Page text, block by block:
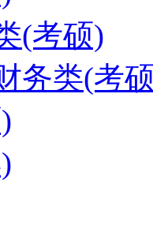
(考硕)
务类(考